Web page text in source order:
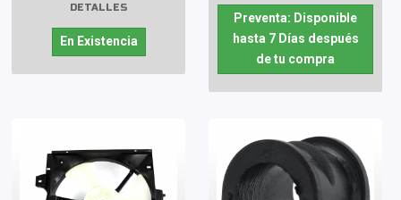
DETALLES
En Existencia
Preventa: Disponible
hasta 7 Días después
de tu compra